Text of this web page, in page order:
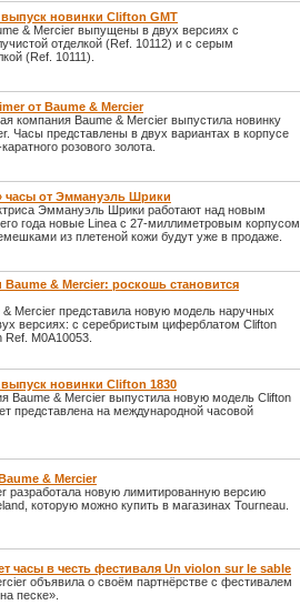
новинки Clifton GMT
& Mercier выпущены в двух версиях с
отделкой (Ref. 10112) и с серым
(Ref. 10111).
от Baume & Mercier
компания Baume & Mercier выпустила новинку
Часы представлены в двух вариантах в корпусе
розового золота.
часы от Эммануэль Шрики
Эммануэль Шрики работают над новым
года новые Linea с 27-миллиметровым корпусом
из плетеной кожи будут уже в продаже.
& Mercier: роскошь становится
Mercier представила новую модель наручных
версиях: с серебристым циферблатом Clifton
M0A10053.
новинки Clifton 1830
Baume & Mercier выпустила новую модель Clifton
представлена на международной часовой
& Mercier
разработала новую лимитированную версию
которую можно купить в магазинах Tourneau.
часы в честь фестиваля Un violon sur le sable
объявила о своём партнёрстве с фестивалем
песке».